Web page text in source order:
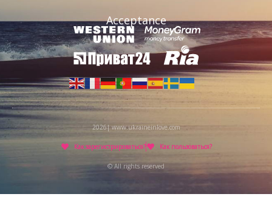
Acceptance
© All rights reserved
Как зарегистрироваться? Как пользоваться?
2026| www.ukraineinlove.com